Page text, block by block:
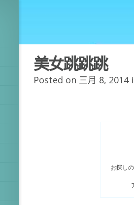
美女跳跳跳
Posted on 三月 8, 2014